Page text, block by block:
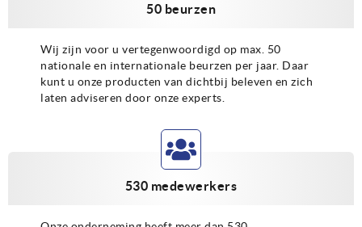
50 beurzen
Wij zijn voor u vertegenwoordigd op max. 50
nationale en internationale beurzen per jaar. Daar
kunt u onze producten van dichtbij beleven en zich
laten adviseren door onze experts.
530 medewerkers